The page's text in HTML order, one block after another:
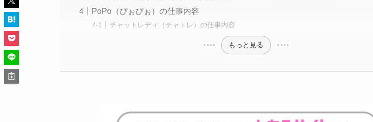
PoPo（ぴぉぴぉ）の仕事内容
チャットレディ（チャトレ）の仕事内容
もっと見る